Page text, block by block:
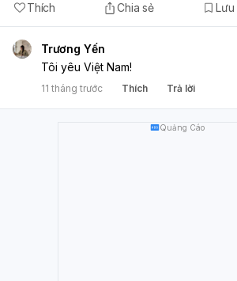
Thích Chia sẻ Lưu
Trương Yến
Tôi yêu Việt Nam!
11 tháng trước Thích Trả lời
Quảng Cáo